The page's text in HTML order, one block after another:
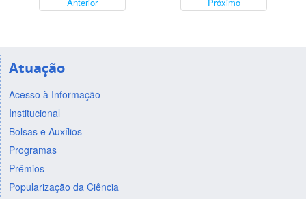
Atuação
Acesso à Informação
Institucional
Bolsas e Auxílios
Programas
Prêmios
Popularização da Ciência